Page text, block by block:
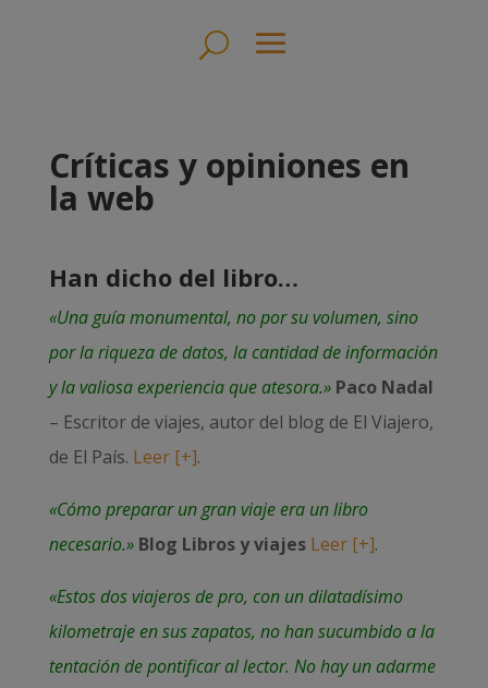
Críticas y opiniones en
la web
Han dicho del libro…
«Una guía monumental, no por su volumen, sino
por la riqueza de datos, la cantidad de información
y la valiosa experiencia que atesora.» Paco Nadal
– Escritor de viajes, autor del blog de El Viajero,
de El País. Leer [+].
«Cómo preparar un gran viaje era un libro
necesario.» Blog Libros y viajesLeer [+].
«Estos dos viajeros de pro, con un dilatadísimo
kilometraje en sus zapatos, no han sucumbido a la
tentación de pontificar al lector. No hay un adarme